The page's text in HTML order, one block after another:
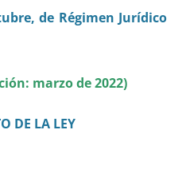
de Régimen Jurídico
marzo de 2022)
DE LA LEY